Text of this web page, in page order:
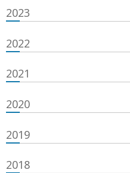
2023
2022
2021
2020
2019
2018